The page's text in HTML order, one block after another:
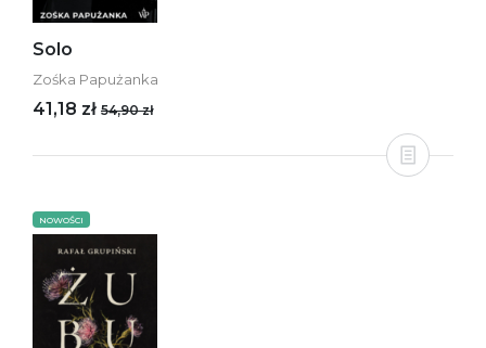
Solo
Zośka Papużanka
41,18 zł 54,90 zł
NOWOŚCI